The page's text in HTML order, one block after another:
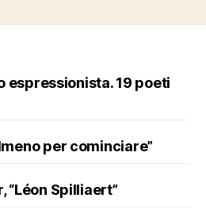
espressionista. 19 poeti
per cominciare”
“Léon Spilliaert”